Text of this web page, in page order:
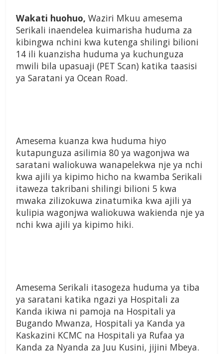
Wakati huohuo, Waziri Mkuu amesema
Serikali inaendelea kuimarisha huduma za
kibingwa nchini kwa kutenga shilingi bilioni
14 ili kuanzisha huduma ya kuchunguza
mwili bila upasuaji (PET Scan) katika taasisi
ya Saratani ya Ocean Road.
Amesema kuanza kwa huduma hiyo
kutapunguza asilimia 80 ya wagonjwa wa
saratani waliokuwa wanapelekwa nje ya nchi
kwa ajili ya kipimo hicho na kwamba Serikali
itaweza takribani shilingi bilioni 5 kwa
mwaka zilizokuwa zinatumika kwa ajili ya
kulipia wagonjwa waliokuwa wakienda nje ya
nchi kwa ajili ya kipimo hiki.
Amesema Serikali itasogeza huduma ya tiba
ya saratani katika ngazi ya Hospitali za
Kanda ikiwa ni pamoja na Hospitali ya
Bugando Mwanza, Hospitali ya Kanda ya
Kaskazini KCMC na Hospitali ya Rufaa ya
Kanda za Nyanda za Juu Kusini, jijini Mbeya.